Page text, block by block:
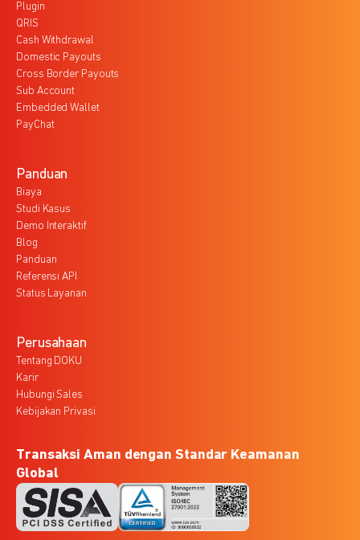
Plugin
QRIS
Cash Withdrawal
Domestic Payouts
Cross Border Payouts
Sub Account
Embedded Wallet
PayChat
Panduan
Biaya
Studi Kasus
Demo Interaktif
Blog
Panduan
Referensi API
Status Layanan
Perusahaan
Tentang DOKU
Karir
Hubungi Sales
Kebijakan Privasi
Transaksi Aman dengan Standar Keamanan
Global